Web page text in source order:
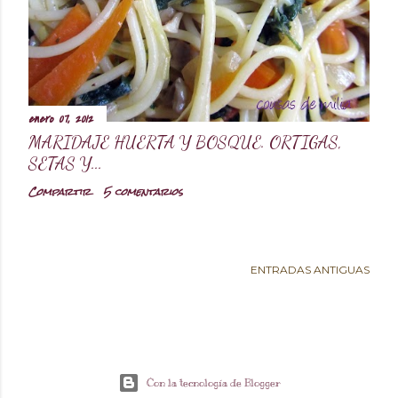
d
a
s
enero 07, 2012
MARIDAJE HUERTA Y BOSQUE. ORTIGAS,
SETAS Y...
Compartir 5 comentarios
ENTRADAS ANTIGUAS
Con la tecnología de Blogger